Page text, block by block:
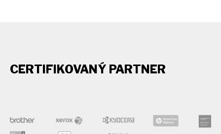
CERTIFIKOVANÝ PARTNER